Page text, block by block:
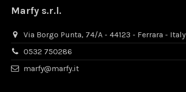
Marfy s.r.l.
Via Borgo Punta, 74/A - 44123 - Ferrara - Italy
0532 750286
marfy@marfy.it